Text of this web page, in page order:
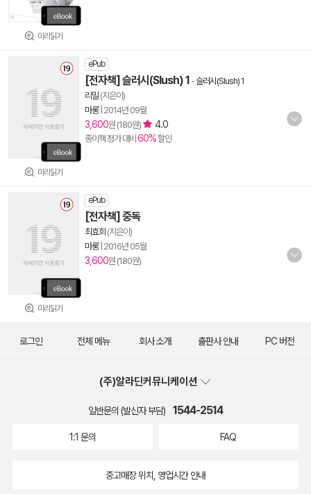
미리읽기
미리읽기
ePub
[전자책] 슬러시(Slush) 1 -슬러시(Slush) 1
리밀 (지은이)
마롱| 2014년 09월
3,600원 (180원) 4.0
종이책 정가 대비 60%할인
미리읽기
ePub
[전자책] 중독
최효희 (지은이)
마롱| 2016년 05월
3,600원 (180원)
로그인 전체 메뉴 회사 소개 출판사 안내 PC 버전
(주)알라딘커뮤니케이션
일반문의 (발신자 부담) 1544-2514
1:1 문의 FAQ
중고매장 위치, 영업시간 안내